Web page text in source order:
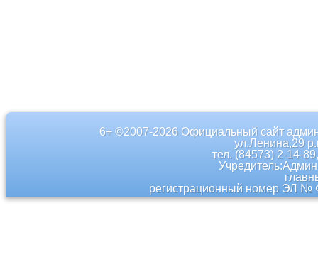
6+ ©2007-2026 Официальный сайт
ул.Ленина,29
тел. (84573) 2-14-
регистрационный номер ЭЛ №